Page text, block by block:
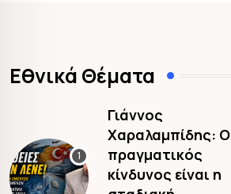
Εθνικά Θέματα
Γιάννος
Χαραλαμπίδης: Ο
πραγματικός
κίνδυνος είναι η